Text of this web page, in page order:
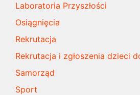
Laboratoria Przyszłości
Osiągnięcia
Rekrutacja
Rekrutacja i zgłoszenia dzieci
Samorząd
Sport